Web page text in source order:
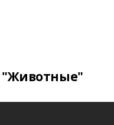
"Животные"